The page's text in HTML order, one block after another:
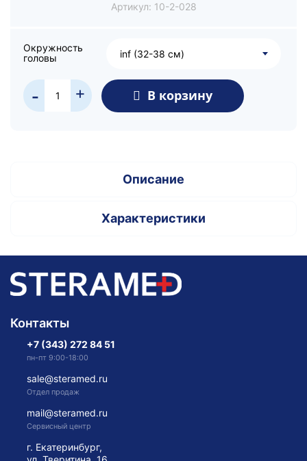
Артикул: 10-2-028
Окружность
головы
inf (32-38 см)
- + В корзину
Описание
Характеристики
Контакты
+7 (343) 272 84 51
пн-пт 9:00-18:00
sale@steramed.ru
Отдел продаж
mail@steramed.ru
Сервисный центр
г. Екатеринбург,